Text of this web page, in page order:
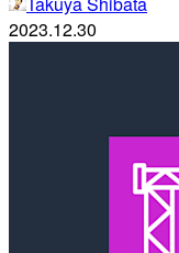
2023.12.30